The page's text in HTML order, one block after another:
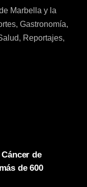
Marbella y la
Gastronomía,
Reportajes,
de
de 600